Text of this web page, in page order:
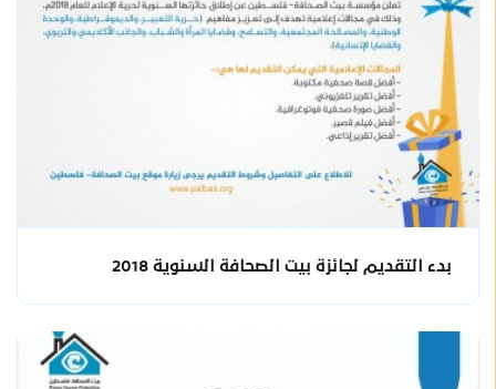
بدء التقديم لجائزة بيت الصحافة السنوية 2018